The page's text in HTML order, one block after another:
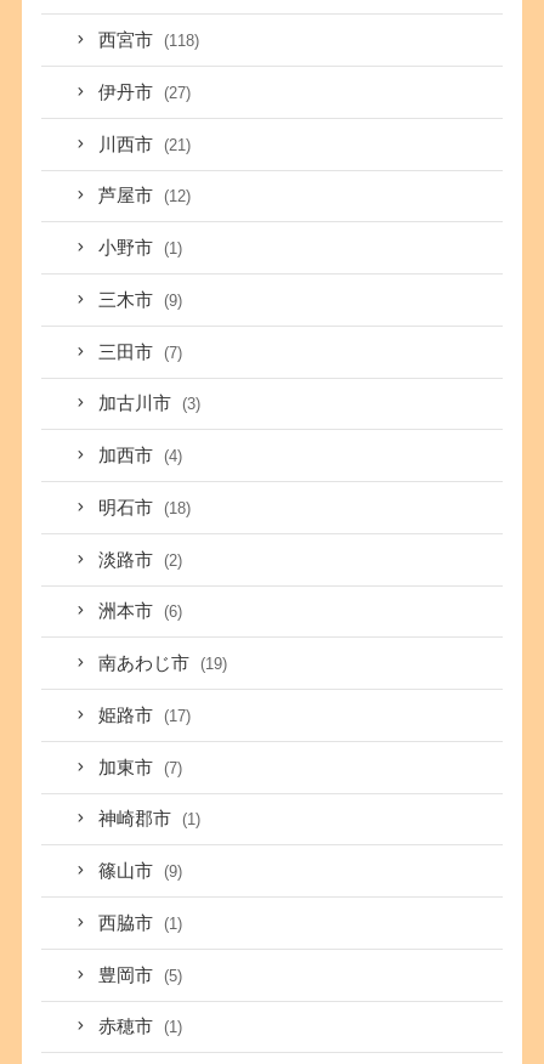
西宮市 (118)
伊丹市 (27)
川西市 (21)
芦屋市 (12)
小野市 (1)
三木市 (9)
三田市 (7)
加古川市 (3)
加西市 (4)
明石市 (18)
淡路市 (2)
洲本市 (6)
南あわじ市 (19)
姫路市 (17)
加東市 (7)
神崎郡市 (1)
篠山市 (9)
西脇市 (1)
豊岡市 (5)
赤穂市 (1)